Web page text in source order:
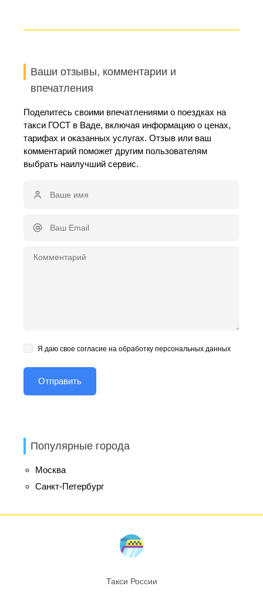
Ваши отзывы, комментарии и
впечатления
Поделитесь своими впечатлениями о поездках на
такси ГОСТ в Ваде, включая информацию о ценах,
тарифах и оказанных услугах. Отзыв или ваш
комментарий поможет другим пользователям
выбрать наилучший сервис.
Я даю свое согласие на обработку персональных данных
Популярные города
Москва
Санкт-Петербург
Такси России